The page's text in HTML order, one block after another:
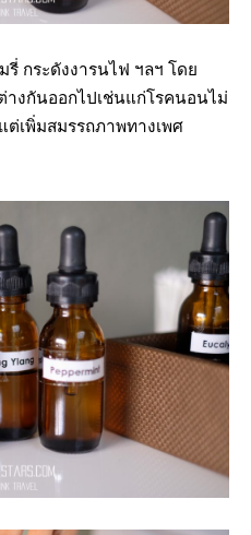
รี่ กระดังงารนไฟ ฯลฯ โดย
งกันออกไปเช่นแก่โรคนอนไม่
เพิ่มสมรรถภาพทางเพศ